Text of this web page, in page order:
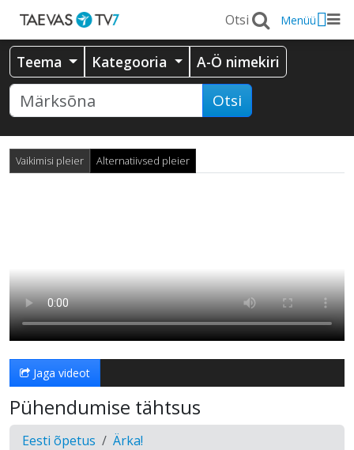
Menüü
Teema Kategooria A-Ö nimekiri
Otsi
Vaikimisi pleier Alternatiivsed pleier
Jaga videot
Pühendumise tähtsus
Eesti õpetus Ärka!